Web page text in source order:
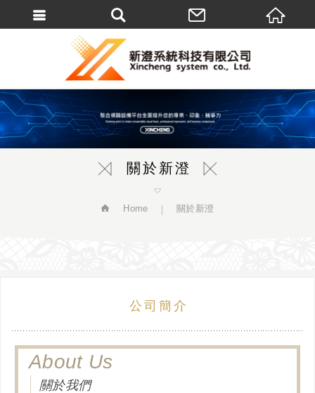
關於新澄
Home 關於新澄
公司簡介
About Us
關於我們